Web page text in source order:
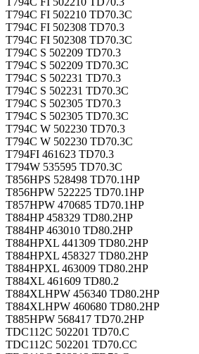
T794C FI 502210 TD70.3C
T794C FI 502308 TD70.3
T794C FI 502308 TD70.3C
T794C S 502209 TD70.3
T794C S 502209 TD70.3C
T794C S 502231 TD70.3
T794C S 502231 TD70.3C
T794C S 502305 TD70.3
T794C S 502305 TD70.3C
T794C W 502230 TD70.3
T794C W 502230 TD70.3C
T794FI 461623 TD70.3
T794W 535595 TD70.3C
T856HPS 528498 TD70.1HP
T856HPW 522225 TD70.1HP
T857HPW 470685 TD70.1HP
T884HP 458329 TD80.2HP
T884HP 463010 TD80.2HP
T884HPXL 441309 TD80.2HP
T884HPXL 458327 TD80.2HP
T884HPXL 463009 TD80.2HP
T884XL 461609 TD80.2
T884XLHPW 456340 TD80.2HP
T884XLHPW 460680 TD80.2HP
T885HPW 568417 TD70.2HP
TDC112C 502201 TD70.C
TDC112C 502201 TD70.CC